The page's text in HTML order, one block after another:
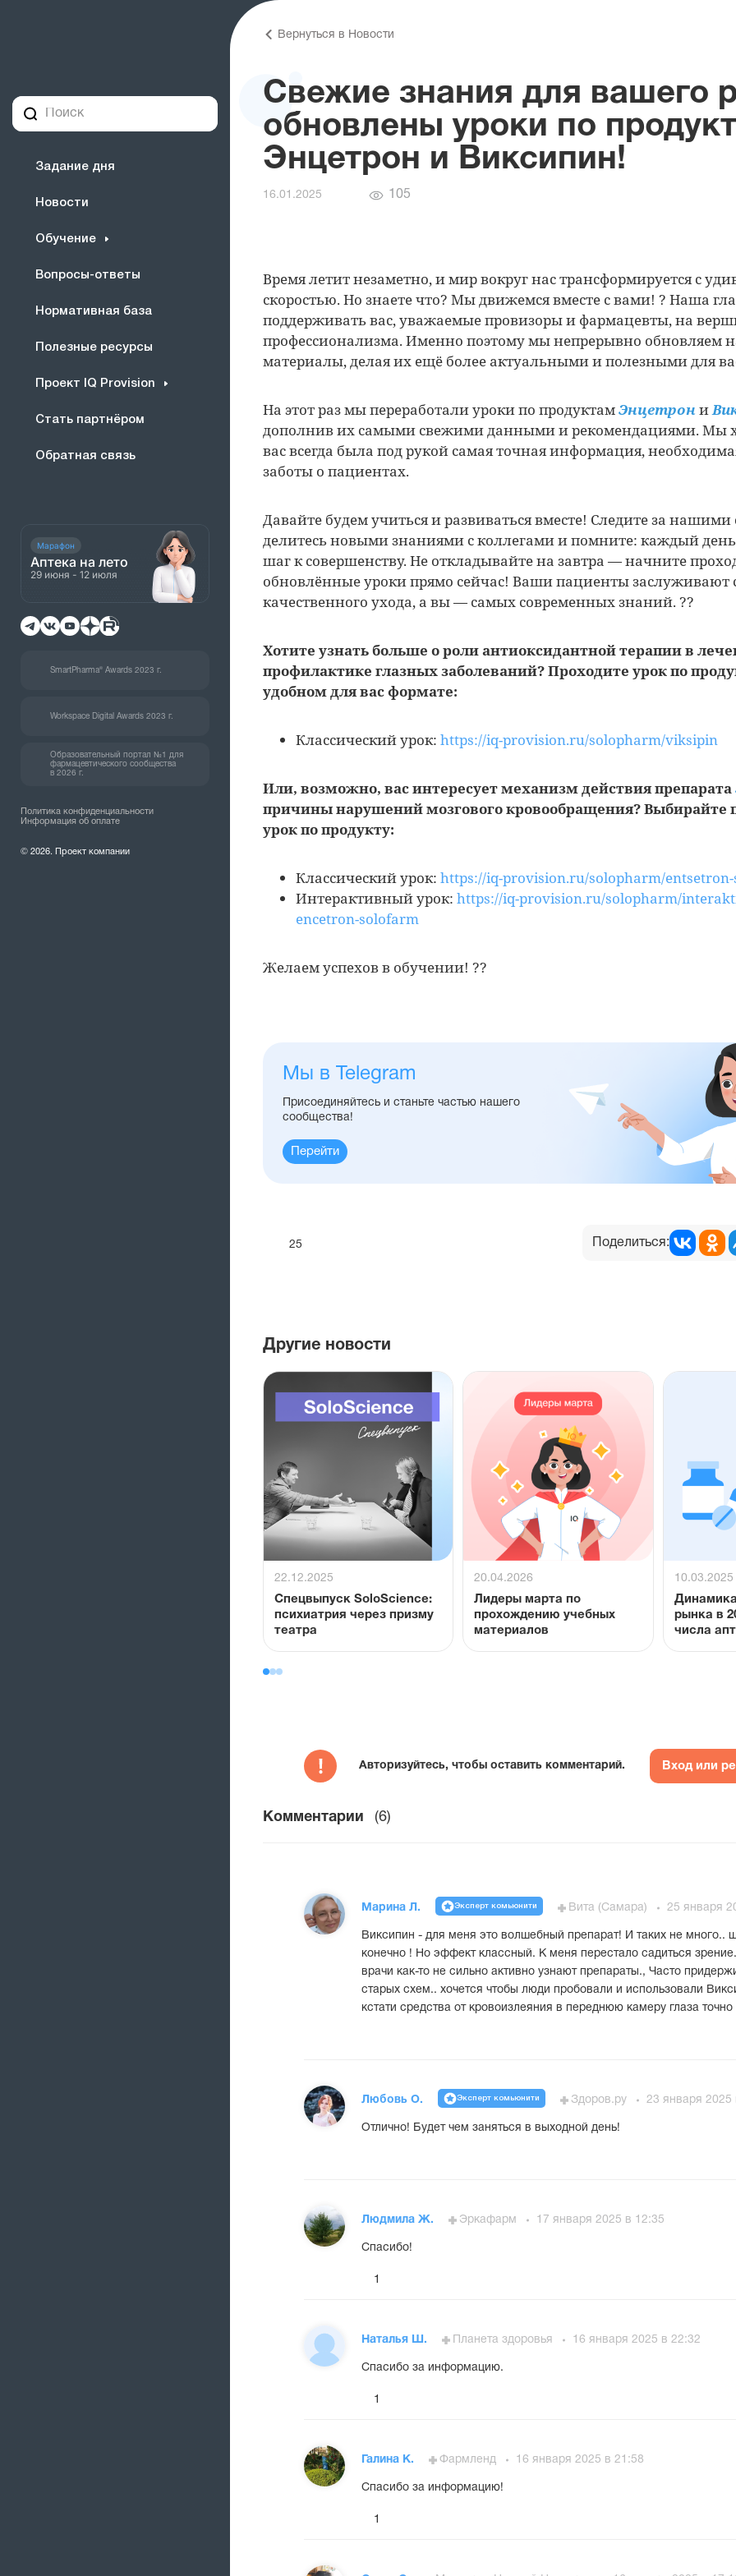
Задание дня
Новости
Обучение
Вопросы-ответы
Нормативная база
Полезные ресурсы
Проект IQ Provision
Стать партнёром
Обратная связь
Марафон
Аптека на лето
29 июня - 12 июля
SmartPharma® Awards 2023 г.
Workspace Digital Awards 2023 г.
Образовательный портал №1 для
фармацевтического сообщества
в 2026 г.
Политика конфиденциальности
Информация об оплате
© 2026. Проект компании
Вернуться в Новости
Свежие знания для вашего
обновлены уроки по
Энцетрон и Виксипин!
16.01.2025
Количество
105
Время летит незаметно, и мир вокруг нас трансформируется с
скоростью. Но знаете что? Мы движемся вместе с вами! ? Наша
поддерживать вас, уважаемые провизоры и фармацевты, на
профессионализма. Именно поэтому мы непрерывно обновляем
материалы, делая их ещё более актуальными и полезными для
На этот раз мы переработали уроки по продуктамЭнцетрон и
дополнив их самыми свежими данными и рекомендациями. Мы
вас всегда была под рукой самая точная информация,
заботы о пациентах.
Давайте будем учиться и развиваться вместе! Следите за
делитесь новыми знаниями с коллегами и помните: каждый
шаг к совершенству. Не откладывайте на завтра — начните
обновлённые уроки прямо сейчас! Ваши пациенты заслуживают
качественного ухода, а вы — самых современных знаний. ??
Хотите узнать больше о роли антиоксидантной терапии в
профилактике глазных заболеваний? Проходите урок по
удобном для вас формате:
Классический урок: https://iq-provision.ru/solopharm/viksipin
Или, возможно, вас интересует механизм действия препарата
причины нарушений мозгового кровообращения? Выбирайте
урок по продукту:
Классический урок: https://iq-provision.ru/solopharm/
Интерактивный урок: https://iq-provision.ru/solopharm/
encetron-solofarm
Желаем успехов в обучении! ??
Мы в Telegram
Присоединяйтесь и станьте частью нашего
сообщества!
Перейти
25 Поделиться:
Другие новости
22.12.2025
Спецвыпуск SoloScience:
психиатрия через призму
театра
20.04.2026
Лидеры марта по
прохождению учебных
материалов
10.03.2025
рынка в
числа
Авторизуйтесь, чтобы оставить комментарий. Вход или
Комментарии (6)
Марина Л. Эксперт комьюнити Вита (Самара) 25 января
Виксипин - для меня это волшебный препарат! И таких не много..
конечно ! Но эффект классный. К меня перестало садиться
врачи как-то не сильно активно узнают препараты., Часто
старых схем.. хочется чтобы люди пробовали и использовали
кстати средства от кровоизлеяния в переднюю камеру глаза точно
Любовь О. Эксперт комьюнити Здоров.ру 23 января 2025
Отлично! Будет чем заняться в выходной день!
Людмила Ж. Эркафарм 17 января 2025 в 12:35
Спасибо!
1
Наталья Ш. Планета здоровья 16 января 2025 в 22:32
Спасибо за информацию.
1
Галина К. Фармленд 16 января 2025 в 21:58
Спасибо за информацию!
1